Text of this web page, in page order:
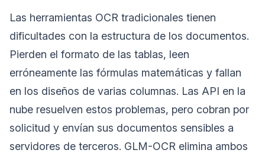
Las herramientas OCR tradicionales tienen
dificultades con la estructura de los documentos.
Pierden el formato de las tablas, leen
erróneamente las fórmulas matemáticas y fallan
en los diseños de varias columnas. Las API en la
nube resuelven estos problemas, pero cobran por
solicitud y envían sus documentos sensibles a
servidores de terceros. GLM-OCR elimina ambos